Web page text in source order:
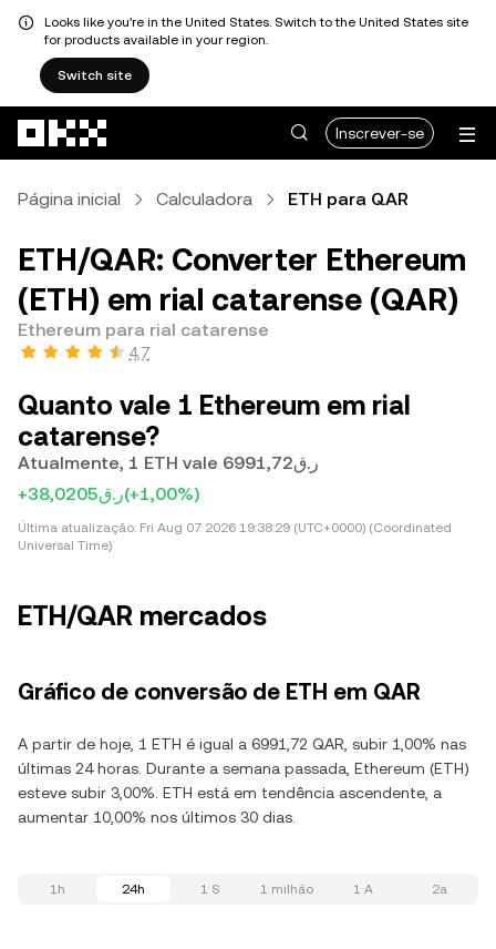
Looks like you're in the United States. Switch to the United States site
for products available in your region.
Switch site
Inscrever-se
Página inicial Calculadora ETH para QAR
ETH/QAR: Converter Ethereum
(ETH) em rial catarense (QAR)
Ethereum para rial catarense
4,7
Quanto vale 1 Ethereum em rial
catarense?
Atualmente, 1 ETH vale ر.ق6991,72
+ر.ق38,0205(+1,00%)
Última atualização: Fri Aug 07 2026 19:38:29 (UTC+0000) (Coordinated
Universal Time)
ETH/QAR mercados
Gráfico de conversão de ETH em QAR
A partir de hoje, 1 ETH é igual a 6991,72 QAR, subir 1,00% nas
últimas 24 horas. Durante a semana passada, Ethereum (ETH)
esteve subir 3,00%. ETH está em tendência ascendente, a
aumentar 10,00% nos últimos 30 dias.
1h 24h 1 S 1 milhão 1 A 2a